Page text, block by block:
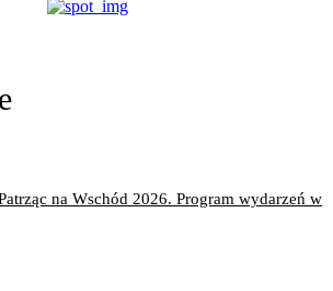
na Wschód 2026. Program wydarzeń w